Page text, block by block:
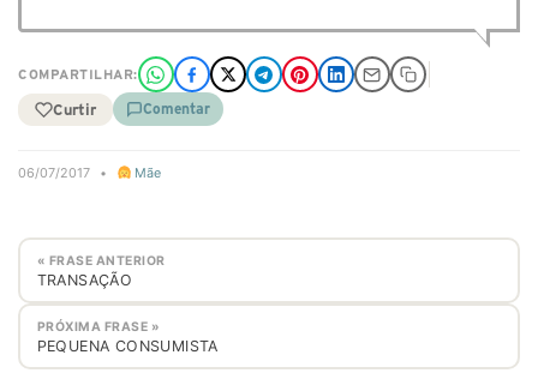
COMPARTILHAR:
Curtir Comentar
06/07/2017 • Mãe
« FRASE ANTERIOR
TRANSAÇÃO
PRÓXIMA FRASE »
PEQUENA CONSUMISTA